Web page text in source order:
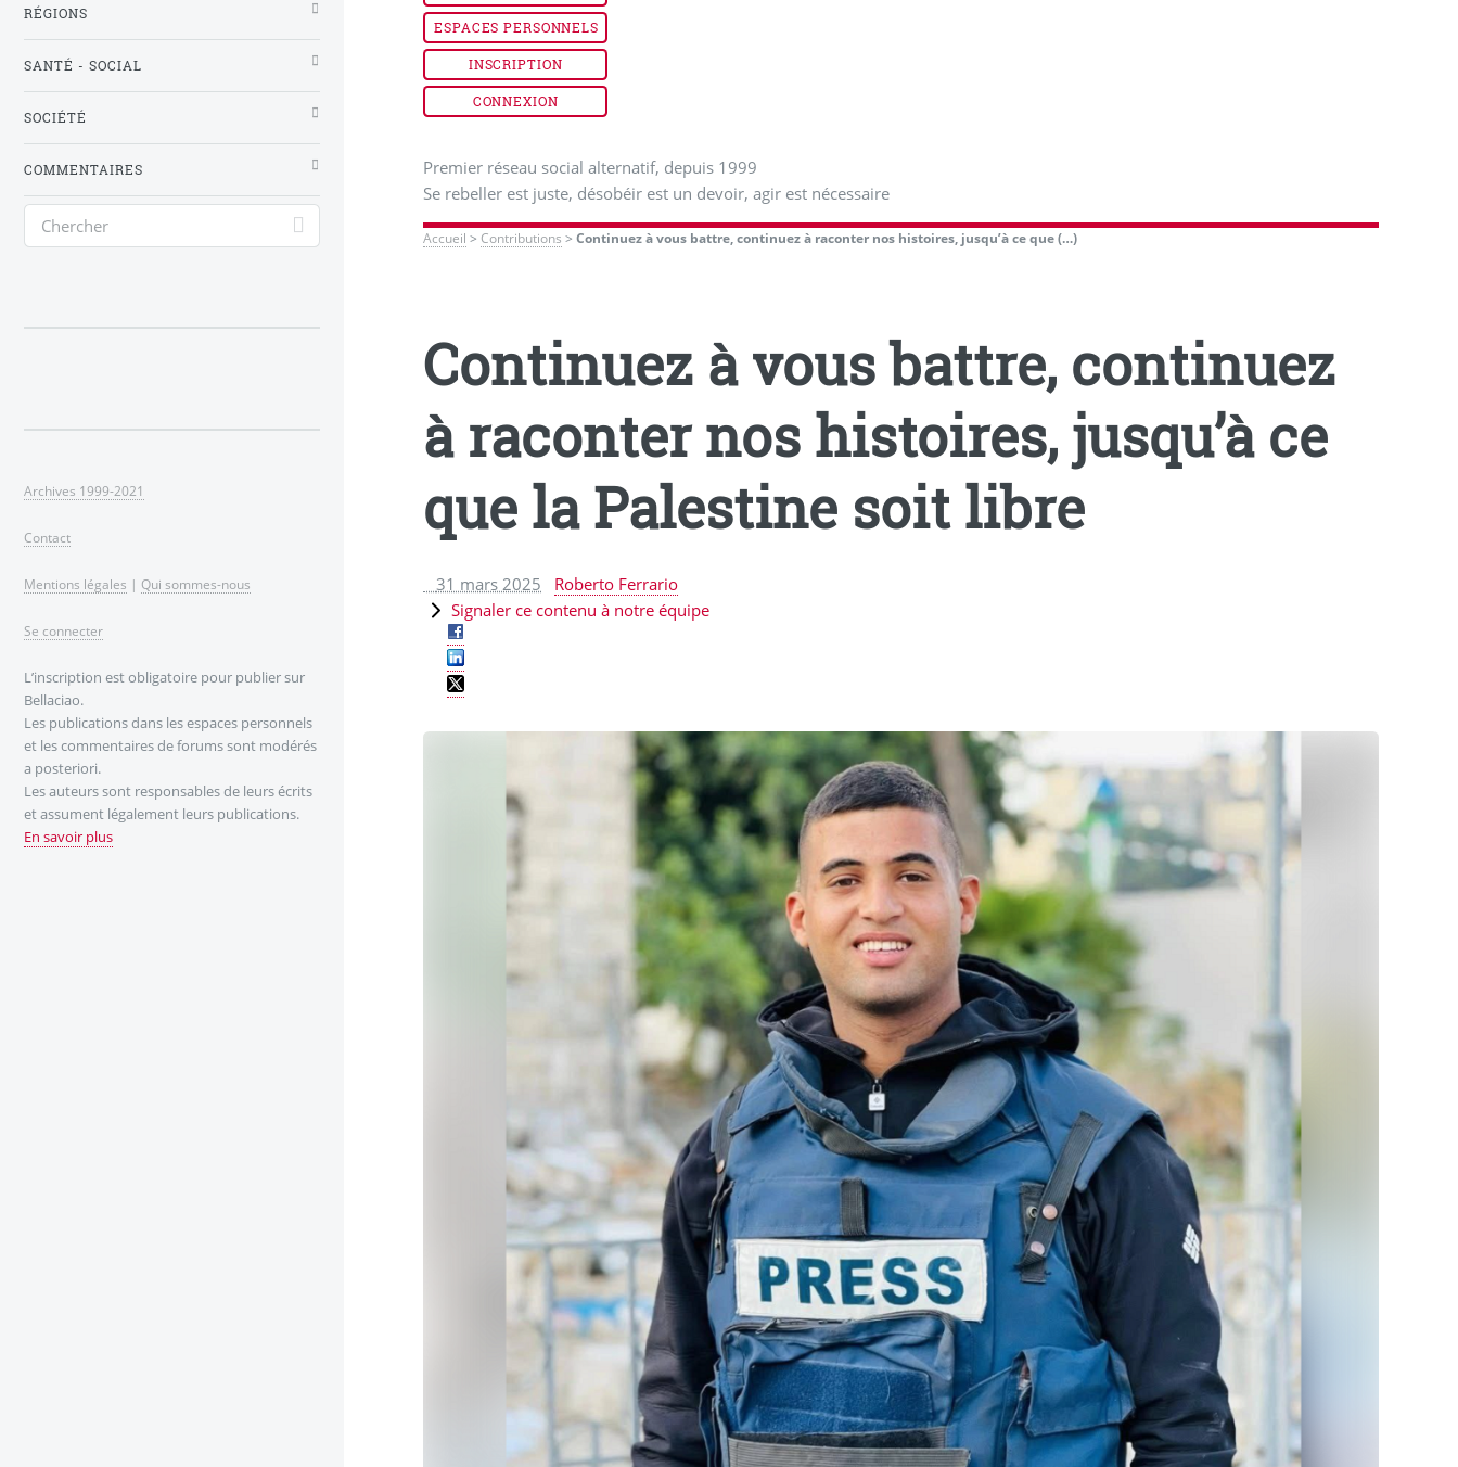
ESPACES PERSONNELS
INSCRIPTION
CONNEXION
Premier réseau social alternatif, depuis 1999
Se rebeller est juste, désobéir est un devoir, agir est nécessaire
Accueil >Contributions >Continuez à vous battre, continuez à raconter nos histoires, jusqu’à ce que (…)
Continuez à vous battre, continuez
à raconter nos histoires, jusqu’à ce
que la Palestine soit libre
31 mars 2025
Roberto Ferrario
Signaler ce contenu à notre équipe
RÉGIONS
SANTÉ - SOCIAL
SOCIÉTÉ
COMMENTAIRES
Archives 1999-2021
Contact
Mentions légales | Qui sommes-nous
Se connecter
L’inscription est obligatoire pour publier sur
Bellaciao.
Les publications dans les espaces personnels
et les commentaires de forums sont modérés
a posteriori.
Les auteurs sont responsables de leurs écrits
et assument légalement leurs publications.
En savoir plus